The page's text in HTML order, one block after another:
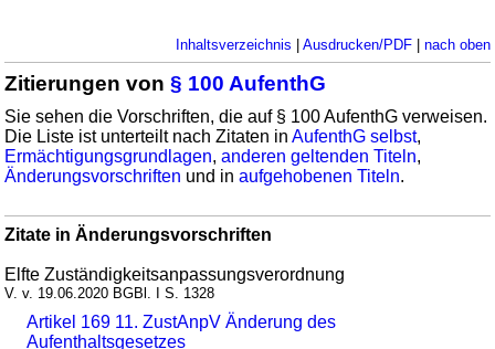
Inhaltsverzeichnis Ausdrucken/PDF| nach oben
Zitierungen von§ 100 AufenthG
Sie sehen die Vorschriften, die auf § 100 AufenthG verweisen.
Die Liste ist unterteilt nach Zitaten inAufenthG selbst,
Ermächtigungsgrundlagen,anderen geltenden Titeln,
Änderungsvorschriften und inaufgehobenen Titeln.
Zitate in Änderungsvorschriften
Elfte Zuständigkeitsanpassungsverordnung
V. v. 19.06.2020 BGBl. I S. 1328
Artikel 169 11. ZustAnpV Änderung des
Aufenthaltsgesetzes